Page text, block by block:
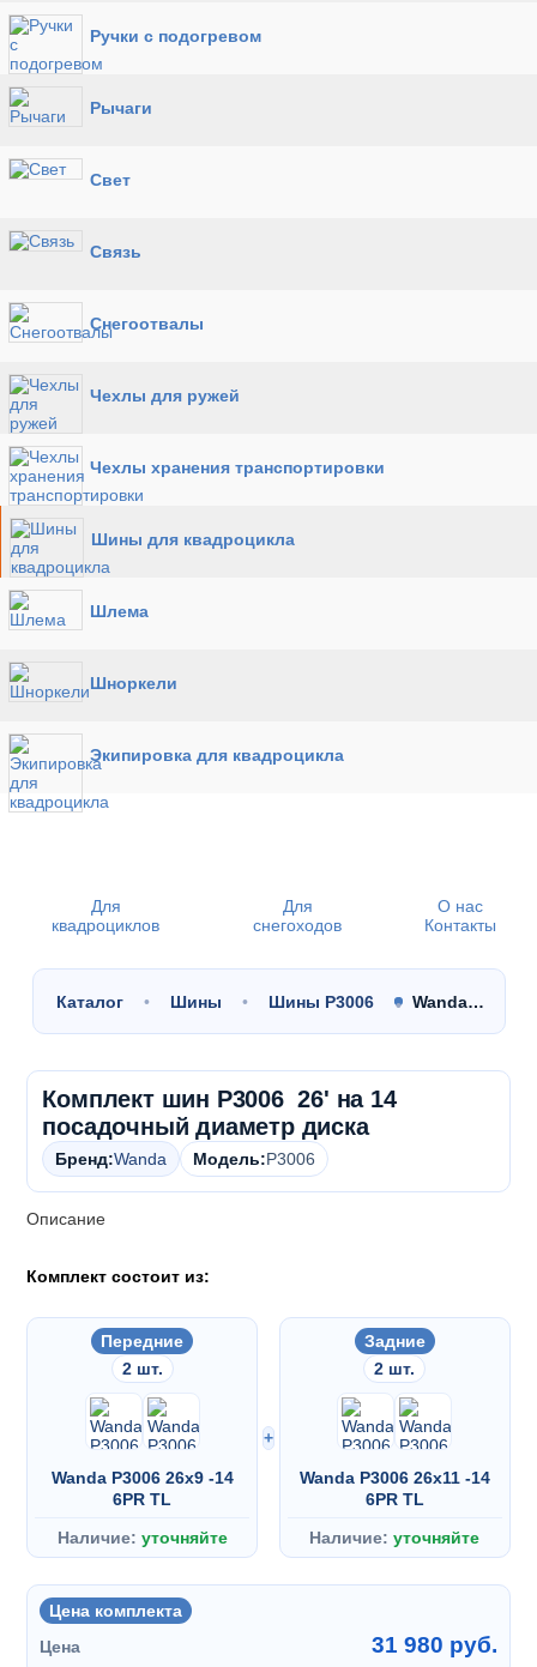
Ручки с подогревом
Рычаги
Свет
Связь
Снегоотвалы
Чехлы для ружей
Чехлы хранения транспортировки
Шины для квадроцикла
Шлема
Шноркели
Экипировка для квадроцикла
Для
квадроциклов
Для
снегоходов
О нас
Контакты
Каталог Шины Шины P3006 Wanda…
Комплект шин P3006 26' на 14
посадочный диаметр диска
Бренд:Wanda Модель:P3006
Описание
Комплект состоит из:
Передние
2 шт.
Wanda P3006 26x9 -14
6PR TL
Наличие: уточняйте
+
Задние
2 шт.
Wanda P3006 26x11 -14
6PR TL
Наличие: уточняйте
Цена комплекта
Цена
31 980 руб.